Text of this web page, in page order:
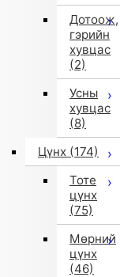
Дотоож,
гэрийн
хувцас
(2)
Усны
хувцас
(8)
Цүнх (174)
Тоте
цүнх
(75)
Мөрний
цүнх
(46)
(lightweight)